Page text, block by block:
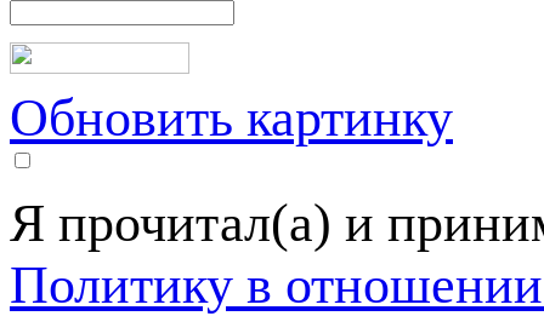
Обновить картинку
Я прочитал(а) и
Политику в